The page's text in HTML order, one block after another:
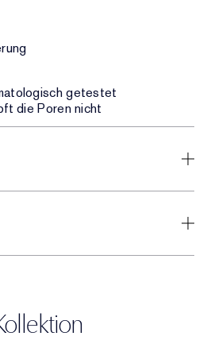
getestet
die Poren nicht